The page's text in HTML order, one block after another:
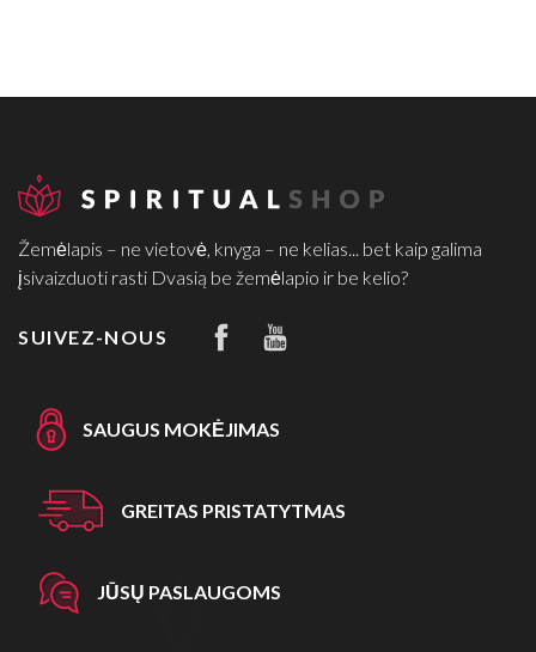
Žemėlapis – ne vietovė, knyga – ne kelias... bet kaip galima
įsivaizduoti rasti Dvasią be žemėlapio ir be kelio?
SUIVEZ-NOUS
SAUGUS MOKĖJIMAS
GREITAS PRISTATYTMAS
JŪSŲ PASLAUGOMS